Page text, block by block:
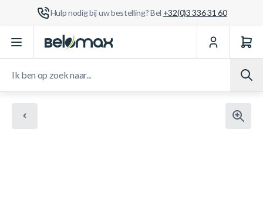
Hulp nodig bij uw bestelling? Bel +32(0)3 336 31 60
Ga naar de inhoud